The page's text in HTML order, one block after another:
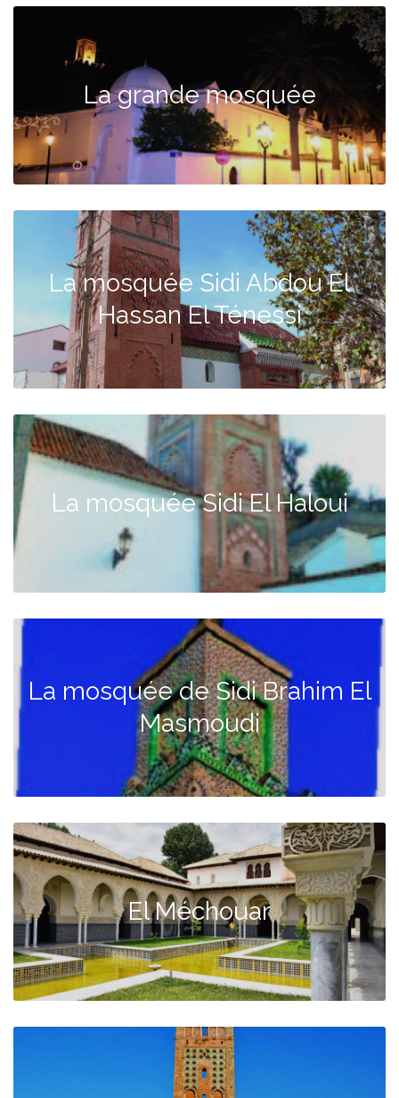
La grande mosquée
La mosquée Sidi Abdou El
Hassan El Ténessi
La mosquée Sidi El Haloui
La mosquée de Sidi Brahim El
Masmoudi
El Méchouar